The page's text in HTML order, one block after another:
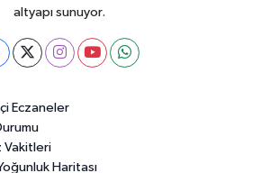
altyapı sunuyor.
Eczaneler
Vakitleri
Haritası